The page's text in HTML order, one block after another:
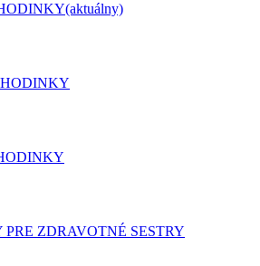
(aktuálny)
ZDRAVOTNÉ SESTRY